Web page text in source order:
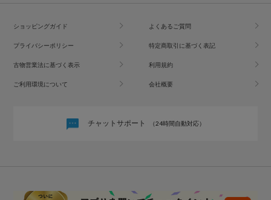
ショッピングガイド よくあるご質問
プライバシーポリシー 特定商取引に基づく表記
古物営業法に基づく表示 利用規約
ご利用環境について 会社概要
チャットサポート （24時間自動対応）